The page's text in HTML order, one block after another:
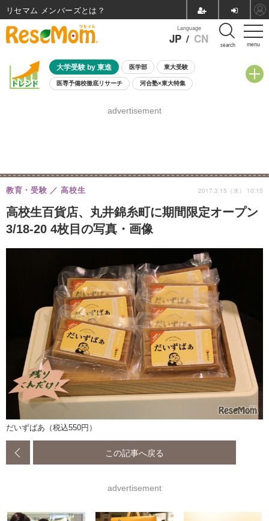
menu
Language
JP / CN search
大学受験 by 東進 医学部 東大受験
医専予備校徹底リサーチ 河合塾×東大特集
8月開催学校説明会・相談会
advertisement
高校生百貨店、丸井錦糸町に期間限定オープン
3/18-20 4枚目の写真・画像
教育・受験 高校生 2017.3.15（水） 10:15
だいずばあ（税込550円）
この記事へ戻る
advertisement
リセマム メンバーズ